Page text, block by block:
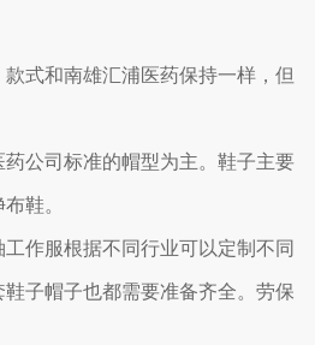
式和南雄汇浦医药保持一样，但
公司标准的帽型为主。鞋子主要
鞋。
工作服根据不同行业可以定制不同
子帽子也都需要准备齐全。劳保